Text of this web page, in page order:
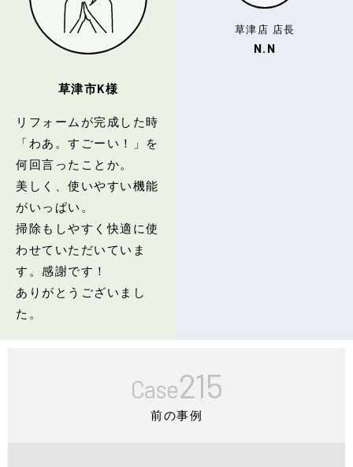
草津市K様
リフォームが完成した時
「わあ。すごーい！」を
何回言ったことか。
美しく、使いやすい機能
がいっぱい。
掃除もしやすく快適に使
わせていただいていま
す。感謝です！
ありがとうございまし
た。
草津店 店長
N.N
Case215
前の事例